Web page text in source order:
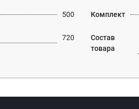
500
720
Комплект
Состав
товара